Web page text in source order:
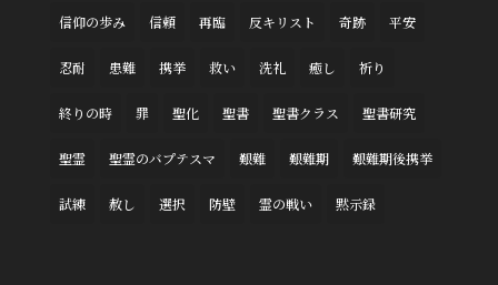
信仰の歩み 信頼 再臨 反キリスト 奇跡 平安
忍耐 患難 携挙 救い 洗礼 癒し 祈り
終りの時 罪 聖化 聖書 聖書クラス 聖書研究
聖霊 聖霊のバプテスマ 艱難 艱難期 艱難期後携挙
試練 赦し 選択 防壁 霊の戦い 黙示録